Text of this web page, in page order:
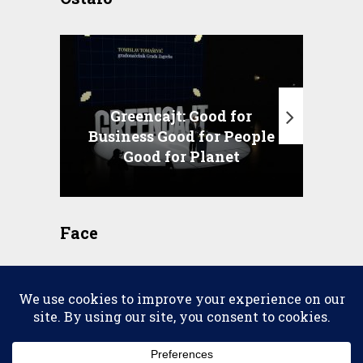
Greencajt: Good for
Business Good for People
Good for Planet
Face